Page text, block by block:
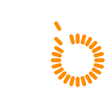
Zur
Startseite